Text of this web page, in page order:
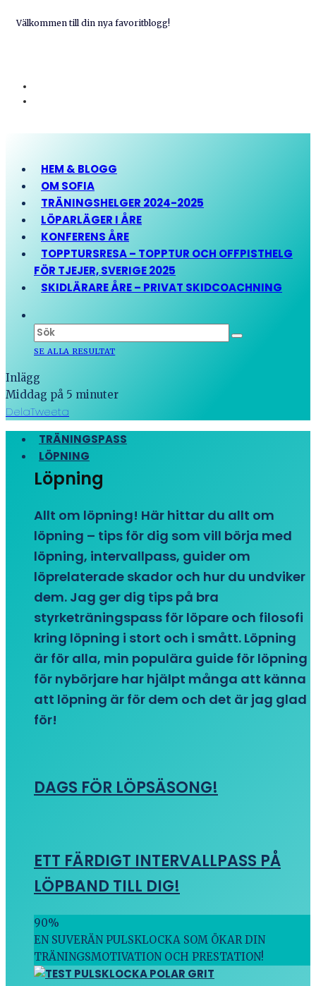
Välkommen till din nya favoritblogg!
HEM & BLOGG
OM SOFIA
TRÄNINGSHELGER 2024-2025
LÖPARLÄGER I ÅRE
KONFERENS ÅRE
TOPPTURSRESA – TOPPTUR OCH OFFPISTHELG
FÖR TJEJER, SVERIGE 2025
SKIDLÄRARE ÅRE – PRIVAT SKIDCOACHNING
SE ALLA RESULTAT
Inlägg
Middag på 5 minuter
DelaTweeta
TRÄNINGSPASS
LÖPNING
Löpning
Allt om löpning! Här hittar du allt om
löpning – tips för dig som vill börja med
löpning, intervallpass, guider om
löprelaterade skador och hur du undviker
dem. Jag ger dig tips på bra
styrketräningspass för löpare och filosofi
kring löpning i stort och i smått. Löpning
är för alla, min populära guide för löpning
för nybörjare har hjälpt många att känna
att löpning är för dem och det är jag glad
för!
DAGS FÖR LÖPSÄSONG!
ETT FÄRDIGT INTERVALLPASS PÅ
LÖPBAND TILL DIG!
90%
EN SUVERÄN PULSKLOCKA SOM ÖKAR DIN
TRÄNINGSMOTIVATION OCH PRESTATION!